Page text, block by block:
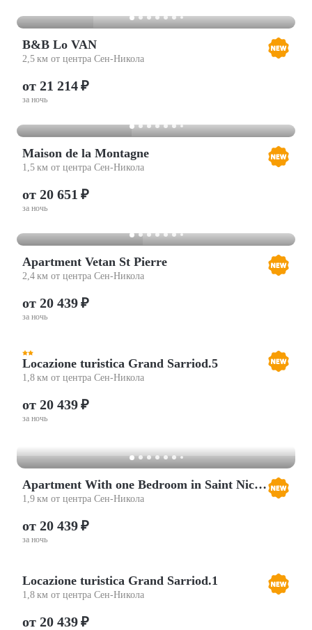
B&B Lo VAN
2,5 км от центра Сен-Никола
от 21 214 ₽
за ночь
Maison de la Montagne
1,5 км от центра Сен-Никола
от 20 651 ₽
за ночь
Apartment Vetan St Pierre
2,4 км от центра Сен-Никола
от 20 439 ₽
за ночь
Locazione turistica Grand Sarriod.5
1,8 км от центра Сен-Никола
от 20 439 ₽
за ночь
Apartment With one Bedroom in Saint Nicolas, With Enclosed Garden and
1,9 км от центра Сен-Никола
от 20 439 ₽
за ночь
Locazione turistica Grand Sarriod.1
1,8 км от центра Сен-Никола
от 20 439 ₽